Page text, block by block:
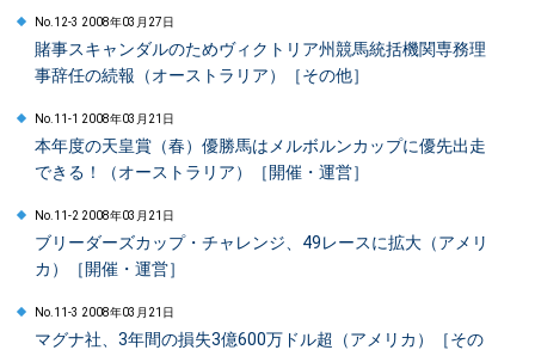
No.12-3 2008年03月27日
賭事スキャンダルのためヴィクトリア州競馬統括機関専務理
事辞任の続報（オーストラリア）［その他］
No.11-1 2008年03月21日
本年度の天皇賞（春）優勝馬はメルボルンカップに優先出走
できる！（オーストラリア）［開催・運営］
No.11-2 2008年03月21日
ブリーダーズカップ・チャレンジ、49レースに拡大（アメリ
カ）［開催・運営］
No.11-3 2008年03月21日
マグナ社、3年間の損失3億600万ドル超（アメリカ）［その